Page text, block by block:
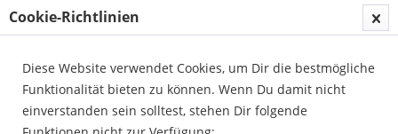
Cookie-Richtlinien
Diese Website verwendet Cookies, um Dir die bestmögliche
Funktionalität bieten zu können. Wenn Du damit nicht
einverstanden sein solltest, stehen Dir folgende